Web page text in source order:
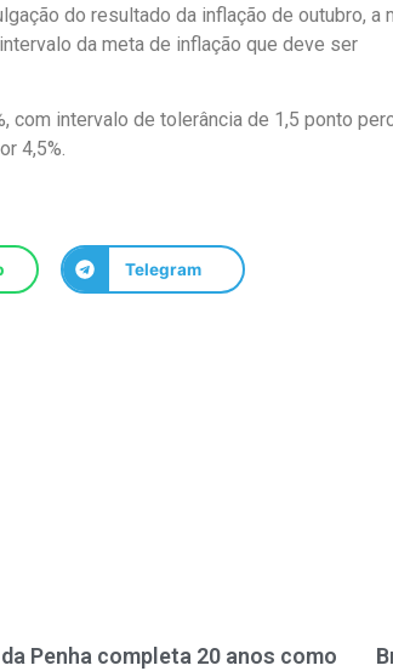
do resultado da inflação de outubro, a
da meta de inflação que deve ser
com intervalo de tolerância de 1,5 ponto
4,5%.
Telegram
Penha completa 20 anos como